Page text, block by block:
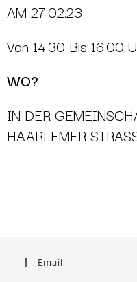
AM 27.02.23
Von 14:30 Bis 16:00
WO?
IN DER
HAARLEMER
Email